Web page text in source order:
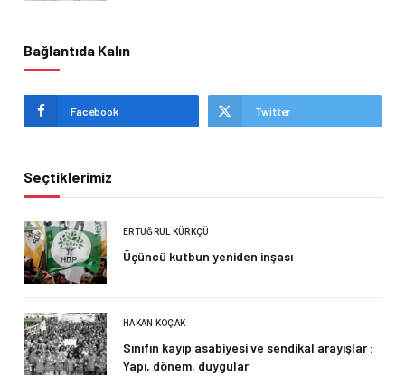
Bağlantıda Kalın
Facebook Twitter
Seçtiklerimiz
ERTUĞRUL KÜRKÇÜ
Üçüncü kutbun yeniden inşası
HAKAN KOÇAK
Sınıfın kayıp asabiyesi ve sendikal arayışlar :
Yapı, dönem, duygular